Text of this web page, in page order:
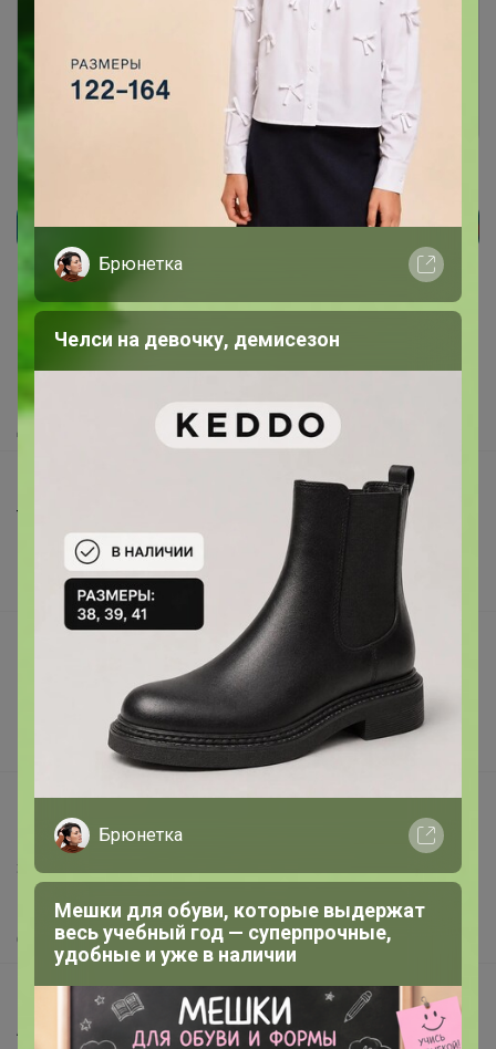
Это займет меньше минуты
Войти Зарегистрироваться
Как здесь все устроено?
Как сделать заказ?
Торговые марки
Наша команда
В наличии
Подарочные сертификаты
Реклама на сайте
Поставщикам
support@24-ok.ru
Написать в поддержку
Защита покупателя
Помощь
О нас
Все предложения
Анонсы
Брюнетка
Челси на девочку, демисезон
Брюнетка
Мешки для обуви, которые выдержат
весь учебный год — суперпрочные,
удобные и уже в наличии